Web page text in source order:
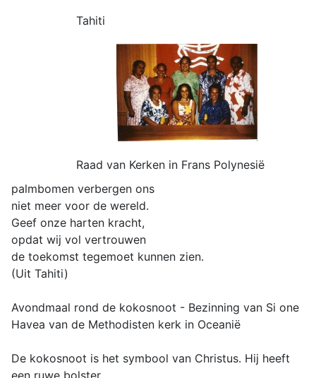
Tahiti
Raad van Kerken in Frans Polynesië
palmbomen verbergen ons
niet meer voor de wereld.
Geef onze harten kracht,
opdat wij vol vertrouwen
de toekomst tegemoet kunnen zien.
(Uit Tahiti)
Avondmaal rond de kokosnoot - Bezinning van Si one
Havea van de Methodisten kerk in Oceanië
De kokosnoot is het symbool van Christus. Hij heeft